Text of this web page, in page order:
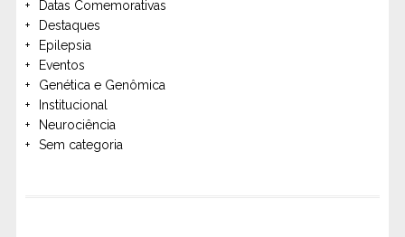
Datas Comemorativas
Destaques
Epilepsia
Eventos
Genética e Genômica
Institucional
Neurociência
Sem categoria